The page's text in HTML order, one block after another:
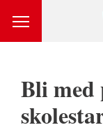
Bli med